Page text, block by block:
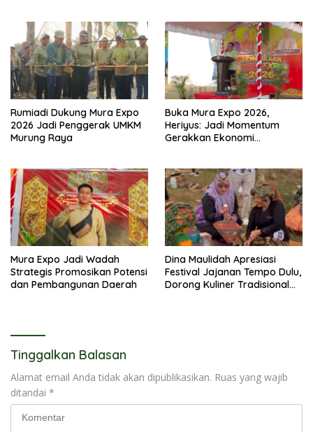
Rumiadi Dukung Mura Expo
2026 Jadi Penggerak UMKM
Murung Raya
Buka Mura Expo 2026,
Heriyus: Jadi Momentum
Gerakkan Ekonomi
Mura Expo Jadi Wadah
Strategis Promosikan Potensi
dan Pembangunan Daerah
Dina Maulidah Apresiasi
Festival Jajanan Tempo Dulu,
Dorong Kuliner Tradisional
Tinggalkan Balasan
Alamat email Anda tidak akan dipublikasikan. Ruas yang wajib
ditandai *